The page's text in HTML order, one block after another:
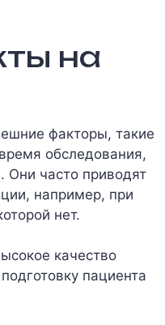
на
факторы, такие
обследования,
Они часто приводят
например, при
нет.
качество
пациента